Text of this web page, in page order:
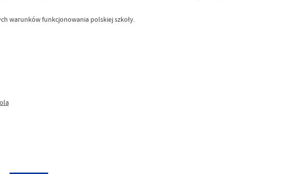
warunków funkcjonowania polskiej szkoły.